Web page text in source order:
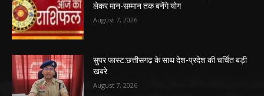
लेकर मान-सम्मान तक बनेंगे योग
August 7, 2026
सुपर फास्ट:छत्तीसगढ़ के साथ देश-प्रदेश की चर्चित बड़ी
खबरे
August 7, 2026